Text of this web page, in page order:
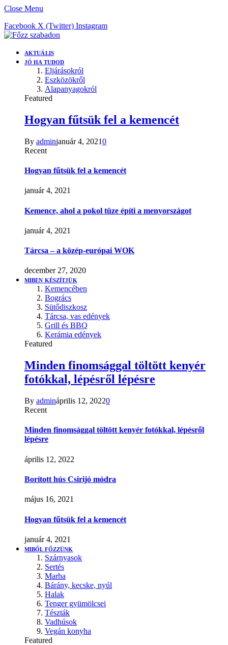
Close Menu
Facebook X (Twitter) Instagram
AKTUÁLIS
JÓ HA TUDOD
Eljárásokról
Eszközökről
Alapanyagokról
Featured
Hogyan fűtsük fel a kemencét
By adminjanuár 4, 20210
Recent
Hogyan fűtsük fel a kemencét
január 4, 2021
Kemence, ahol a pokol tüze építi a menyországot
január 4, 2021
Tárcsa – a közép-európai WOK
december 27, 2020
MIBEN KÉSZÍTJÜK
Kemencében
Bogrács
Sütődiszkosz
Tárcsa, vas edények
Grill és BBQ
Kerámia edények
Featured
Minden finomsággal töltött kenyér
fotókkal, lépésről lépésre
By admináprilis 12, 20220
Recent
Minden finomsággal töltött kenyér fotókkal, lépésről
lépésre
április 12, 2022
Borított hús Csirijó módra
május 16, 2021
Hogyan fűtsük fel a kemencét
január 4, 2021
MIBŐL FŐZZÜNK
Szárnyasok
Sertés
Marha
Bárány, kecske, nyúl
Halak
Tenger gyümölcsei
Tészták
Vadhúsok
Vegán konyha
Featured